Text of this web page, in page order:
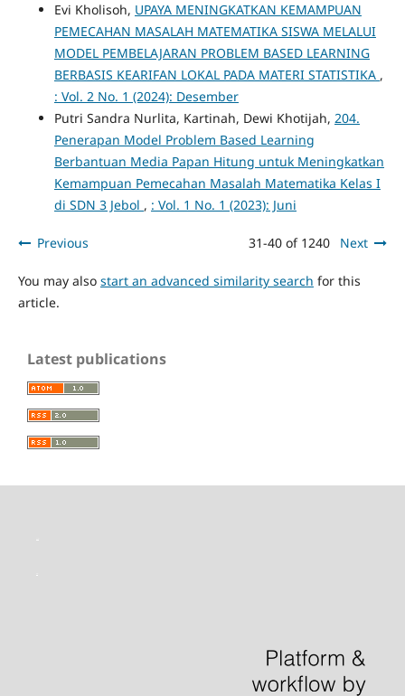
Evi Kholisoh, UPAYA MENINGKATKAN KEMAMPUAN
PEMECAHAN MASALAH MATEMATIKA SISWA MELALUI
MODEL PEMBELAJARAN PROBLEM BASED LEARNING
BERBASIS KEARIFAN LOKAL PADA MATERI STATISTIKA ,
: Vol. 2 No. 1 (2024): Desember
Putri Sandra Nurlita, Kartinah, Dewi Khotijah, 204.
Penerapan Model Problem Based Learning
Berbantuan Media Papan Hitung untuk Meningkatkan
Kemampuan Pemecahan Masalah Matematika Kelas I
di SDN 3 Jebol , : Vol. 1 No. 1 (2023): Juni
Previous 31-40 of 1240 Next
You may also start an advanced similarity search for this
article.
Latest publications